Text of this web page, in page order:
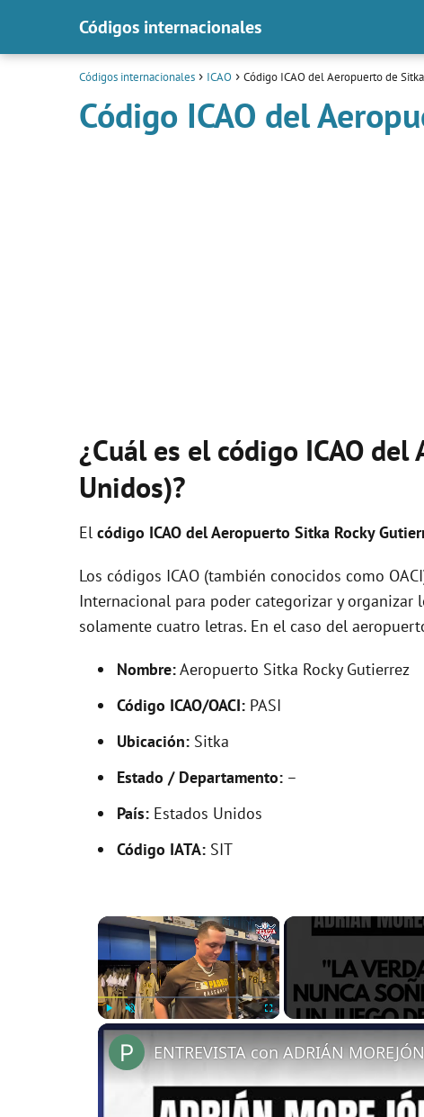
Códigos internacionales
Códigos internacionales ICAO Código ICAO del Aeropuerto de Sitka
Código ICAO del
¿Cuál es el código ICAO
Unidos)?
El código ICAO delAeropuerto Sitka Rocky
Los códigos ICAO (también conocidos como
Internacional para poder categorizar y
solamente cuatro letras. En el caso del
Nombre:Aeropuerto Sitka Rocky Gutierrez
Código ICAO/OACI: PASI
Ubicación: Sitka
Estado / Departamento: –
País: Estados Unidos
Código IATA: SIT
×
ENTREVISTA con ADRIÁN